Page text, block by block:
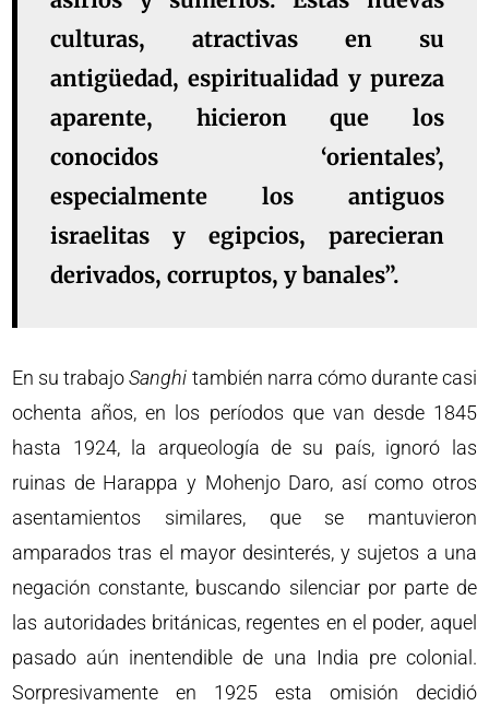
culturas, atractivas en su
antigüedad, espiritualidad y pureza
aparente, hicieron que los
conocidos ‘orientales’,
especialmente los antiguos
israelitas y egipcios, parecieran
derivados, corruptos, y banales”.
En su trabajoSanghi también narra cómo durante casi
ochenta años, en los períodos que van desde 1845
hasta 1924, la arqueología de su país, ignoró las
ruinas de Harappa y Mohenjo Daro, así como otros
asentamientos similares, que se mantuvieron
amparados tras el mayor desinterés, y sujetos a una
negación constante, buscando silenciar por parte de
las autoridades británicas, regentes en el poder, aquel
pasado aún inentendible de una India pre colonial.
Sorpresivamente en 1925 esta omisión decidió